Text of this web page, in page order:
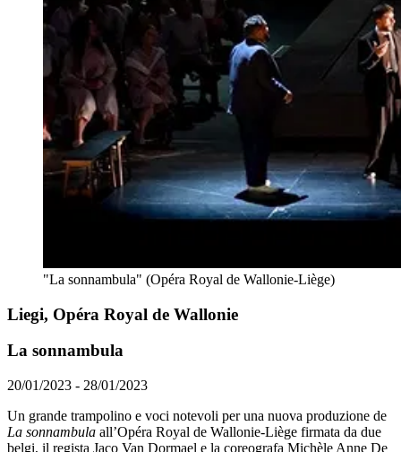
"La sonnambula" (Opéra Royal de Wallonie-Liège)
Liegi, Opéra Royal de Wallonie
La sonnambula
20/01/2023 - 28/01/2023
Un grande trampolino e voci notevoli per una nuova produzione de
La sonnambula all’Opéra Royal de Wallonie-Liège firmata da due
belgi, il regista Jaco Van Dormael e la coreografa Michèle Anne De